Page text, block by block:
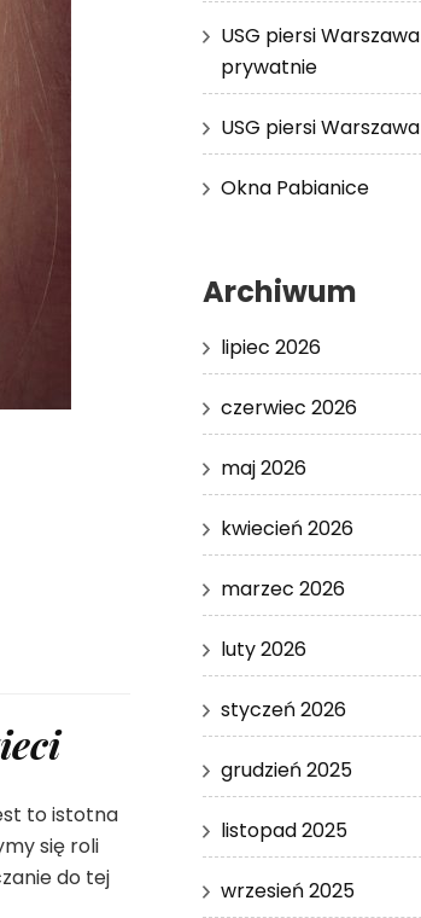
to istotna
się roli
do tej
USG piersi Warszawa
prywatnie
USG piersi Warszawa
Okna Pabianice
Archiwum
lipiec 2026
czerwiec 2026
maj 2026
kwiecień 2026
marzec 2026
luty 2026
styczeń 2026
grudzień 2025
listopad 2025
wrzesień 2025